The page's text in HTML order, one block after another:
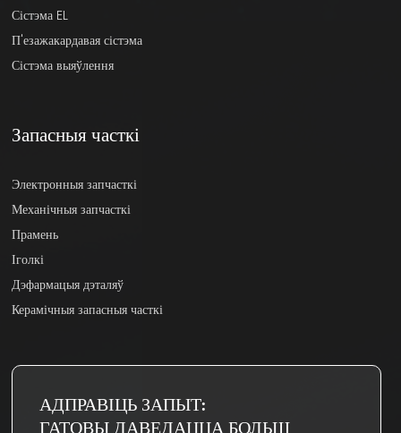
Сістэма EL
П'езажакардавая сістэма
Сістэма выяўлення
Запасныя часткі
Электронныя запчасткі
Механічныя запчасткі
Прамень
Іголкі
Дэфармацыя дэталяў
Керамічныя запасныя часткі
АДПРАВІЦЬ ЗАПЫТ:
ГАТОВЫ ДАВЕДАЦЦА БОЛЬШ